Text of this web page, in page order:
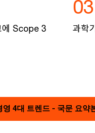
에 Scope 3
03
과학
영 4대 트렌드 - 국문 요약